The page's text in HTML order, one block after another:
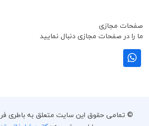
صفحات مجازی
ما را در صفحات مجازی دنبال نمایید
© تمامی حقوق این سایت متعلق به باطری